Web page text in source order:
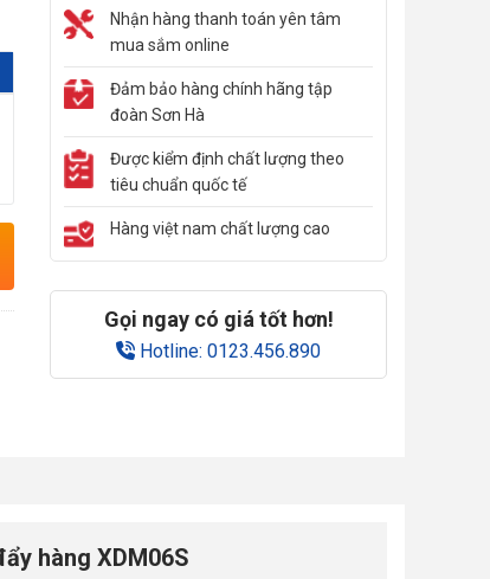
Nhận hàng thanh toán yên tâm
mua sắm online
Đảm bảo hàng chính hãng tập
đoàn Sơn Hà
Được kiểm định chất lượng theo
tiêu chuẩn quốc tế
Hàng việt nam chất lượng cao
Gọi ngay có giá tốt hơn!
Hotline: 0123.456.890
hàng XDM06S